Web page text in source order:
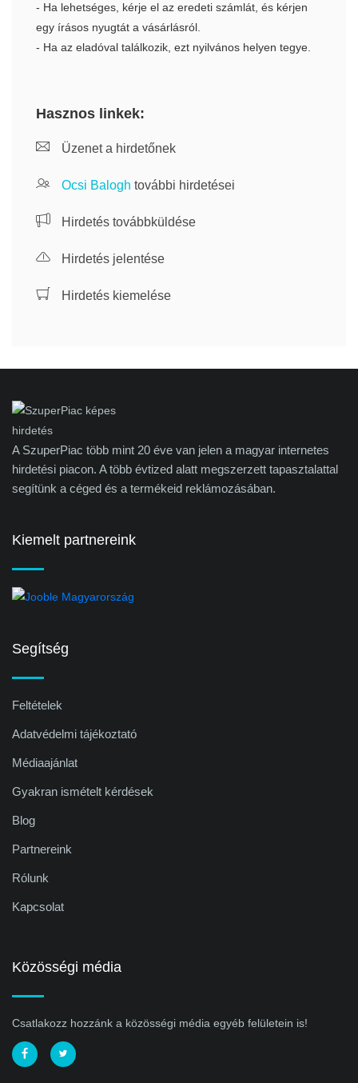
- Ha lehetséges, kérje el az eredeti számlát, és kérjen
egy írásos nyugtát a vásárlásról.
- Ha az eladóval találkozik, ezt nyilvános helyen tegye.
Hasznos linkek:
Üzenet a hirdetőnek
Ocsi Balogh további hirdetései
Hirdetés továbbküldése
Hirdetés jelentése
Hirdetés kiemelése
A SzuperPiac több mint 20 éve van jelen a magyar internetes
hirdetési piacon. A több évtized alatt megszerzett tapasztalattal
segítünk a céged és a termékeid reklámozásában.
Kiemelt partnereink
Segítség
Feltételek
Adatvédelmi tájékoztató
Médiaajánlat
Gyakran ismételt kérdések
Blog
Partnereink
Rólunk
Kapcsolat
Közösségi média
Csatlakozz hozzánk a közösségi média egyéb felületein is!